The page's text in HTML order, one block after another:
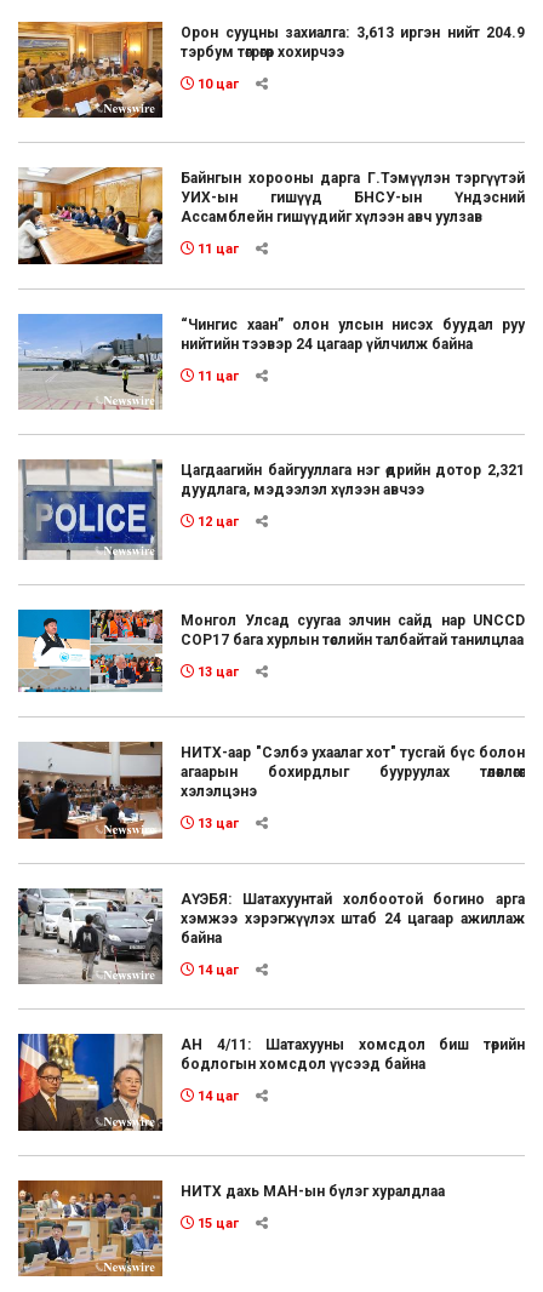
Орон сууцны захиалга: 3,613 иргэн нийт 204.9
тэрбум төгрөгөөр хохирчээ
10 цаг
Байнгын хорооны дарга Г.Тэмүүлэн тэргүүтэй
УИХ-ын гишүүд БНСУ-ын Үндэсний
Ассамблейн гишүүдийг хүлээн авч уулзав
11 цаг
“Чингис хаан” олон улсын нисэх буудал руу
нийтийн тээвэр 24 цагаар үйлчилж байна
11 цаг
Цагдаагийн байгууллага нэг өдрийн дотор 2,321
дуудлага, мэдээлэл хүлээн авчээ
12 цаг
Монгол Улсад суугаа элчин сайд нар UNCCD
COP17 бага хурлын төслийн талбайтай танилцлаа
13 цаг
НИТХ-аар "Сэлбэ ухаалаг хот" тусгай бүс болон
агаарын бохирдлыг бууруулах төлөвлөгөөг
хэлэлцэнэ
13 цаг
АҮЭБЯ: Шатахуунтай холбоотой богино арга
хэмжээ хэрэгжүүлэх штаб 24 цагаар ажиллаж
байна
14 цаг
АН 4/11: Шатахууны хомсдол биш төрийн
бодлогын хомсдол үүсээд байна
14 цаг
НИТХ дахь МАН-ын бүлэг хуралдлаа
15 цаг